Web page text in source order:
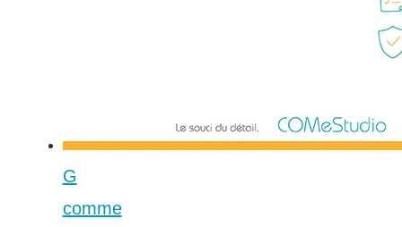
G
comme